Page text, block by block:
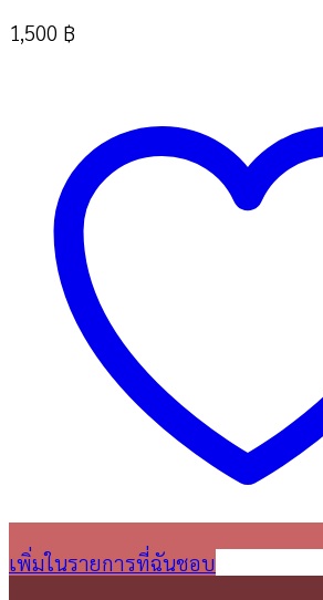
1,500 ฿
เพิ่มในรายการที่ฉันชอบ